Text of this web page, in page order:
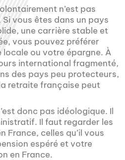
n’est pas
vous êtes dans un pays
une carrière stable et
vous pouvez préférer
ou votre épargne. À
international fragmenté,
des pays peu protecteurs,
retraite française peut
donc pas idéologique. Il
Il faut regarder les
France, celles qu’il vous
espéré et votre
en France.